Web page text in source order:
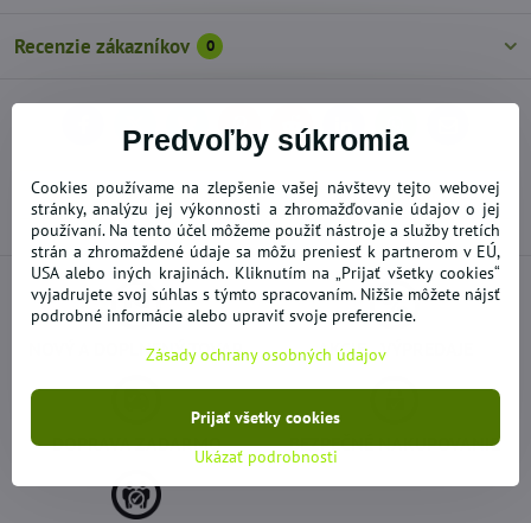
Recenzie zákazníkov 0
FacebookTwitterBlueskyPinterestReddit LinkedInWhatsApp
Predchádzajúci produkt Nasledujúci produkt
NOVÝ A DOPLNENÝ TOVAR AKCIE - VÝPREDAJE
DOPRAVA ZADARMO BEZPEČNÉ NAKUPOVANIE
Predvoľby súkromia
Cookies používame na zlepšenie vašej návštevy tejto webovej
stránky, analýzu jej výkonnosti a zhromažďovanie údajov o jej
používaní. Na tento účel môžeme použiť nástroje a služby tretích
strán a zhromaždené údaje sa môžu preniesť k partnerom v EÚ,
USA alebo iných krajinách. Kliknutím na „Prijať všetky cookies“
vyjadrujete svoj súhlas s týmto spracovaním. Nižšie môžete nájsť
podrobné informácie alebo upraviť svoje preferencie.
Zásady ochrany osobných údajov
Ukázať podrobnosti
Prijať všetky cookies